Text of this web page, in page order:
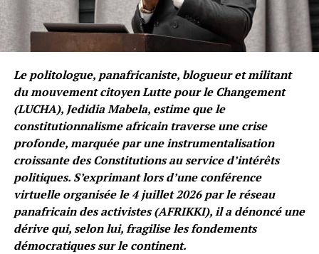
Le politologue, panafricaniste, blogueur et militant
du mouvement citoyen Lutte pour le Changement
(LUCHA), Jedidia Mabela, estime que le
constitutionnalisme africain traverse une crise
profonde, marquée par une instrumentalisation
croissante des Constitutions au service d’intérêts
politiques. S’exprimant lors d’une conférence
virtuelle organisée le 4 juillet 2026 par le réseau
panafricain des activistes (AFRIKKI), il a dénoncé une
dérive qui, selon lui, fragilise les fondements
démocratiques sur le continent.